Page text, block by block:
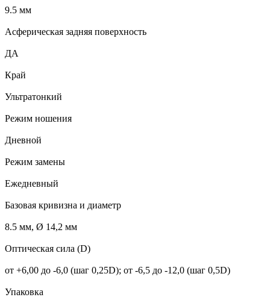
9.5 мм
Асферическая задняя поверхность
ДА
Край
Ультратонкий
Режим ношения
Дневной
Режим замены
Ежедневный
Базовая кривизна и диаметр
8.5 мм, Ø 14,2 мм
Оптическая сила (D)
от +6,00 до -6,0 (шаг 0,25D); от -6,5 до -12,0 (шаг 0,5D)
Упаковка